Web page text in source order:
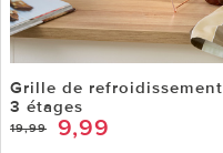
Grille de refroidissement
3 étages
19,99 9,99